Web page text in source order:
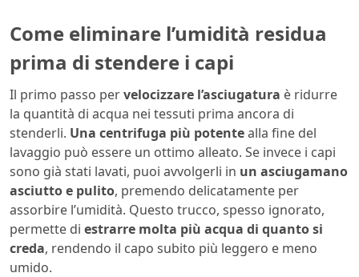
Come eliminare l’umidità residua
prima di stendere i capi
Il primo passo pervelocizzare l’asciugatura è ridurre
la quantità di acqua nei tessuti prima ancora di
stenderli. Una centrifuga più potentealla fine del
lavaggio può essere un ottimo alleato. Se invece i capi
sono già stati lavati, puoi avvolgerli in un asciugamano
asciutto e pulito, premendo delicatamente per
assorbire l’umidità. Questo trucco, spesso ignorato,
permette di estrarre molta più acqua di quanto si
creda, rendendo il capo subito più leggero e meno
umido.